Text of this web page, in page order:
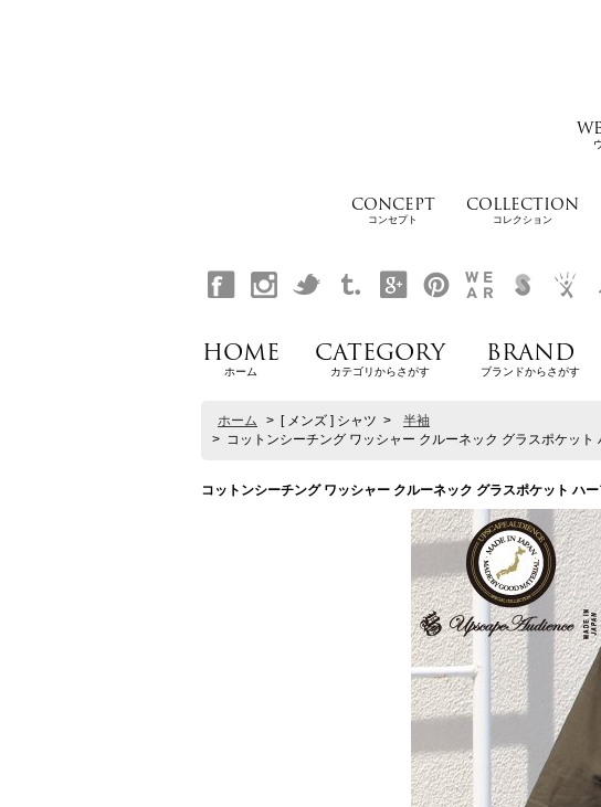
CONCEPT
コンセプト
COLLECTION
コレクション
HOME
ホーム
CATEGORY
カテゴリからさがす
BRAND
ブランドからさがす
ホーム > [ メンズ ] シャツ >
半袖
> コットンシーチング ワッシャー クルーネック グラスポケッ
コットンシーチング ワッシャー クルーネック グラスポケット